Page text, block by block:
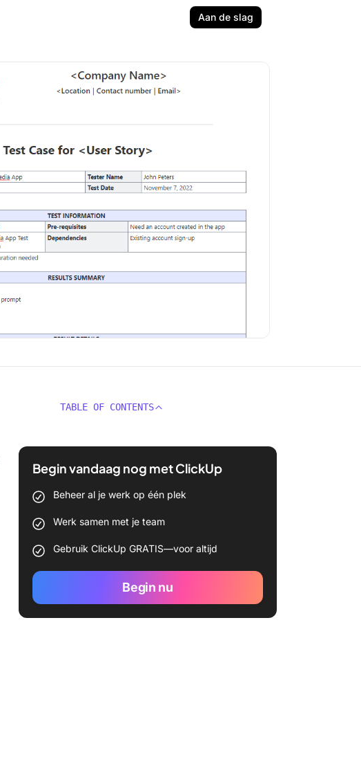
Aan de slag
TABLE OF CONTENTS
Begin vandaag nog met ClickUp
Beheer al je werk op één plek
Werk samen met je team
Gebruik ClickUp GRATIS—voor altijd
Begin nu